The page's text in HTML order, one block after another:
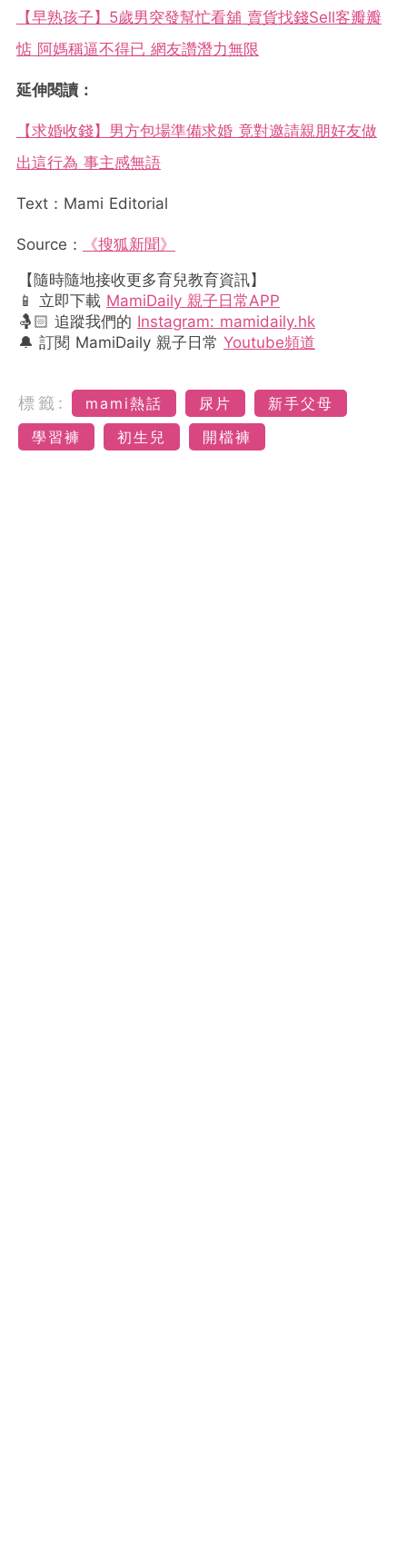
【早熟孩子】5歲男突發幫忙看舖 賣貨找錢Sell客瓣瓣
惦 阿媽稱逼不得已 網友讚潛力無限
延伸閱讀：
【求婚收錢】男方包場準備求婚 竟對邀請親朋好友做
出這行為 事主感無語
Text：Mami Editorial
Source：
《搜狐新聞》
【隨時隨地接收更多育兒教育資訊】
📱 立即下載 MamiDaily 親子日常APP
🤱🏻 追蹤我們的 Instagram: mamidaily.hk
🔔 訂閱 MamiDaily 親子日常 Youtube頻道
標籤: mami熱話 尿片
新手父母
學習褲
初生兒 開檔褲